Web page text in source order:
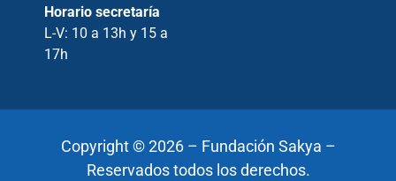
Horario secretaría
L-V: 10 a 13h y 15 a
17h
Copyright © 2026 – Fundación Sakya –
Reservados todos los derechos.